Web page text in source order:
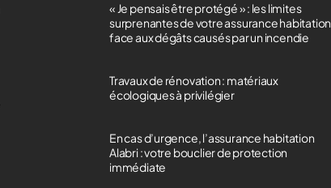
« Je pensais être protégé » : les limites
surprenantes de votre assurance habitation
face aux dégâts causés par un incendie
Travaux de rénovation : matériaux
écologiques à privilégier
En cas d’urgence, l’assurance habitation
Alabri : votre bouclier de protection
immédiate